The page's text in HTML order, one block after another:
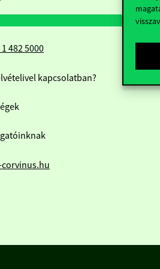
482 5000
kapcsolatban?